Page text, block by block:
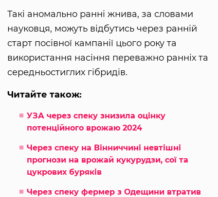
Такі аномально ранні жнива, за словами
науковця, можуть відбутись через ранній
старт посівної кампанії цього року та
використання насіння переважно ранніх та
середньостиглих гібридів.
Читайте також:
УЗА через спеку знизила оцінку
потенційного врожаю 2024
Через спеку на Вінниччині невтішні
прогнози на врожай кукурудзи, сої та
цукрових буряків
Через спеку фермер з Одещини втратив